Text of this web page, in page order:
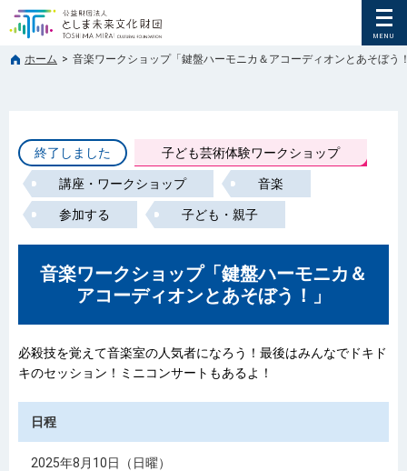
ホーム > 音楽ワークショップ「鍵盤ハーモニカ＆アコーディオンとあそぼう
終了しました 子ども芸術体験ワークショップ
講座・ワークショップ 音楽
参加する 子ども・親子
音楽ワークショップ「鍵盤ハーモニカ＆
アコーディオンとあそぼう！」
必殺技を覚えて音楽室の人気者になろう！最後はみんなでドキド
キのセッション！ミニコンサートもあるよ！
日程
2025年8月10日（日曜）